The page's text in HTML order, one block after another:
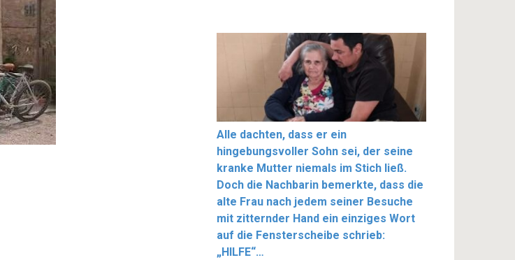
Alle dachten, dass er ein
hingebungsvoller Sohn sei, der seine
kranke Mutter niemals im Stich ließ.
Doch die Nachbarin bemerkte, dass die
alte Frau nach jedem seiner Besuche
mit zitternder Hand ein einziges Wort
auf die Fensterscheibe schrieb:
„HILFE“…